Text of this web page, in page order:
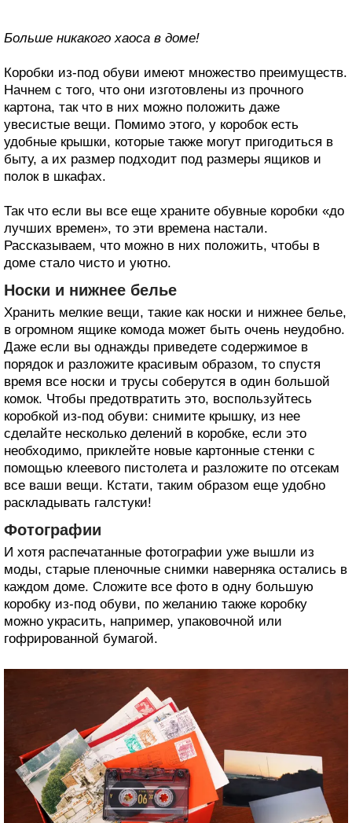
Больше никакого хаоса в доме!
Коробки из-под обуви имеют множество преимуществ.
Начнем с того, что они изготовлены из прочного
картона, так что в них можно положить даже
увесистые вещи. Помимо этого, у коробок есть
удобные крышки, которые также могут пригодиться в
быту, а их размер подходит под размеры ящиков и
полок в шкафах.
Так что если вы все еще храните обувные коробки «до
лучших времен», то эти времена настали.
Рассказываем, что можно в них положить, чтобы в
доме стало чисто и уютно.
Носки и нижнее белье
Хранить мелкие вещи, такие как носки и нижнее белье,
в огромном ящике комода может быть очень неудобно.
Даже если вы однажды приведете содержимое в
порядок и разложите красивым образом, то спустя
время все носки и трусы соберутся в один большой
комок. Чтобы предотвратить это, воспользуйтесь
коробкой из-под обуви: снимите крышку, из нее
сделайте несколько делений в коробке, если это
необходимо, приклейте новые картонные стенки с
помощью клеевого пистолета и разложите по отсекам
все ваши вещи. Кстати, таким образом еще удобно
раскладывать галстуки!
Фотографии
И хотя распечатанные фотографии уже вышли из
моды, старые пленочные снимки наверняка остались в
каждом доме. Сложите все фото в одну большую
коробку из-под обуви, по желанию также коробку
можно украсить, например, упаковочной или
гофрированной бумагой.